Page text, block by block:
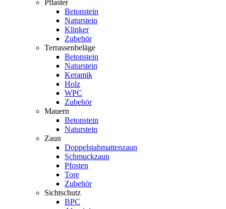
Pflaster
Betonstein
Naturstein
Klinker
Zubehör
Terrassenbeläge
Betonstein
Naturstein
Keramik
Holz
WPC
Zubehör
Mauern
Betonstein
Naturstein
Zaun
Doppelstabmattenzaun
Schmuckzaun
Pfosten
Tore
Zubehör
Sichtschutz
BPC